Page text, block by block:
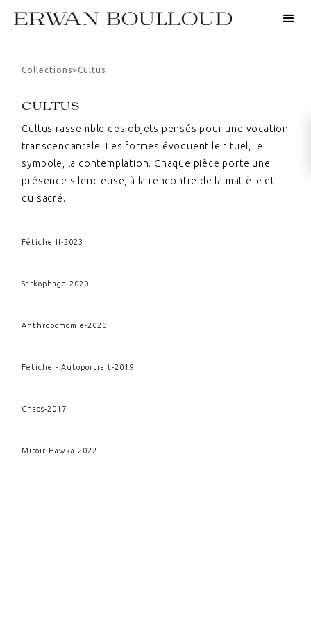
Collections> Cultus
CULTUS
Cultus rassemble des objets pensés pour une vocation
transcendantale. Les formes évoquent le rituel, le
symbole, la contemplation. Chaque pièce porte une
présence silencieuse, à la rencontre de la matière et
du sacré.
Fétiche II-2023
Sarkophage-2020
Anthropomomie-2020
Fétiche - Autoportrait-2019
Chaos-2017
Miroir Hawka-2022